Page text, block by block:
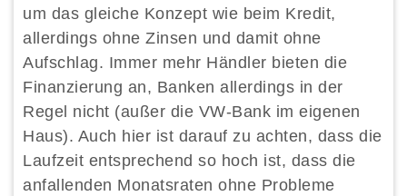
um das gleiche Konzept wie beim Kredit,
allerdings ohne Zinsen und damit ohne
Aufschlag. Immer mehr Händler bieten die
Finanzierung an, Banken allerdings in der
Regel nicht (außer die VW-Bank im eigenen
Haus). Auch hier ist darauf zu achten, dass die
Laufzeit entsprechend so hoch ist, dass die
anfallenden Monatsraten ohne Probleme